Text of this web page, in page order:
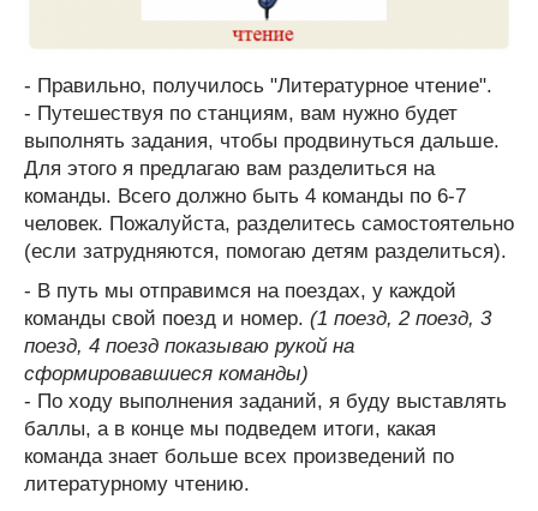
- Правильно, получилось "Литературное чтение".
- Путешествуя по станциям, вам нужно будет
выполнять задания, чтобы продвинуться дальше.
Для этого я предлагаю вам разделиться на
команды. Всего должно быть 4 команды по 6-7
человек. Пожалуйста, разделитесь самостоятельно
(если затрудняются, помогаю детям разделиться).
- В путь мы отправимся на поездах, у каждой
команды свой поезд и номер. (1 поезд, 2 поезд, 3
поезд, 4 поезд показываю рукой на
сформировавшиеся команды)
- По ходу выполнения заданий, я буду выставлять
баллы, а в конце мы подведем итоги, какая
команда знает больше всех произведений по
литературному чтению.